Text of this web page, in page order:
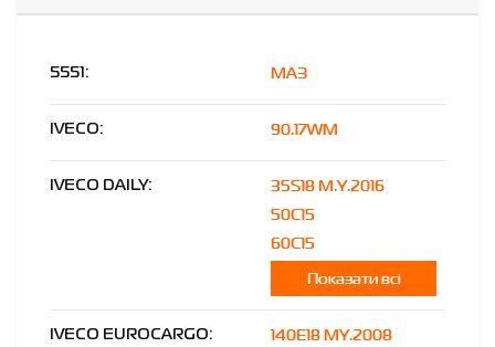
5551: МАЗ
IVECO: 90.17WM
IVECO DAILY:
35S18 M.Y.2016
50C15
60C15
Показати всі
IVECO EUROCARGO:
140E18 MY.2008